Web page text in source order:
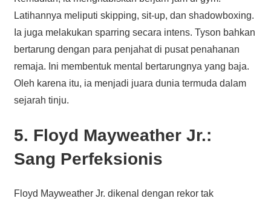
Latihannya meliputi skipping, sit-up, dan shadowboxing.
Ia juga melakukan sparring secara intens. Tyson bahkan
bertarung dengan para penjahat di pusat penahanan
remaja. Ini membentuk mental bertarungnya yang baja.
Oleh karena itu, ia menjadi juara dunia termuda dalam
sejarah tinju.
5. Floyd Mayweather Jr.:
Sang Perfeksionis
Floyd Mayweather Jr. dikenal dengan rekor tak